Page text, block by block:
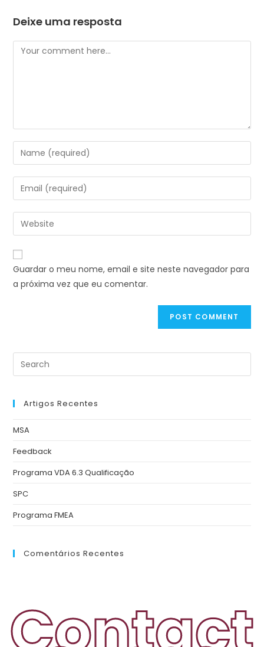
Deixe uma resposta
Guardar o meu nome, email e site neste navegador para
a próxima vez que eu comentar.
Artigos Recentes
MSA
Feedback
Programa VDA 6.3 Qualificação
SPC
Programa FMEA
Comentários Recentes